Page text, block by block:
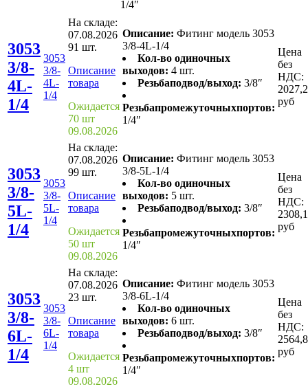
1/4″
3053
3/8-
4L-
1/4
3053
3/8-
4L-
1/4
На складе:
07.08.2026
91 шт.
Описание
товара
Ожидается
70 шт
09.08.2026
Описание: Фитинг модель 3053
3/8-4L-1/4
Кол-во одиночных
выходов: 4 шт.
Резьбаподвод/выход: 3/8″
Резьбапромежуточныхпортов:
1/4″
Цена
без
НДС:
руб
3053
3/8-
5L-
1/4
3053
3/8-
5L-
1/4
На складе:
07.08.2026
99 шт.
Описание
товара
Ожидается
50 шт
09.08.2026
Описание: Фитинг модель 3053
3/8-5L-1/4
Кол-во одиночных
выходов: 5 шт.
Резьбаподвод/выход: 3/8″
Резьбапромежуточныхпортов:
1/4″
Цена
без
НДС:
руб
3053
3/8-
6L-
1/4
3053
3/8-
6L-
1/4
На складе:
07.08.2026
23 шт.
Описание
товара
Ожидается
4 шт
09.08.2026
Описание: Фитинг модель 3053
3/8-6L-1/4
Кол-во одиночных
выходов: 6 шт.
Резьбаподвод/выход: 3/8″
Резьбапромежуточныхпортов:
1/4″
Цена
без
НДС:
руб